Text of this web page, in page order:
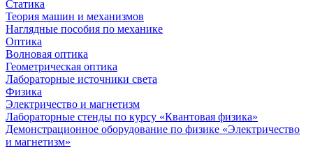
Статика
Теория машин и механизмов
Наглядные пособия по механике
Оптика
Волновая оптика
Геометрическая оптика
Лабораторные источники света
Физика
Электричество и магнетизм
Лабораторные стенды по курсу «Квантовая физика»
Демонстрационное оборудование по физике «Электричество
и магнетизм»